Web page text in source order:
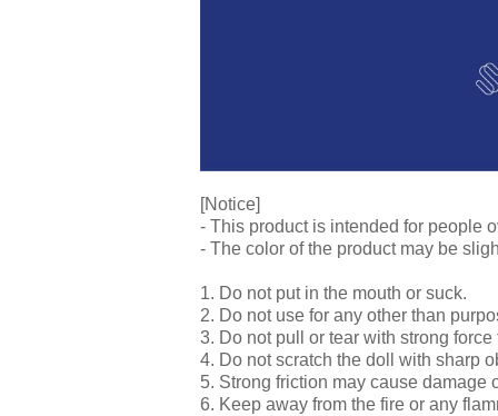
[Notice]
- This product is intended for people
- The color of the product may be
1. Do not put in the mouth or suck.
2. Do not use for any other than
3. Do not pull or tear with strong force
4. Do not scratch the doll with sharp
5. Strong friction may cause damage
6. Keep away from the fire or any